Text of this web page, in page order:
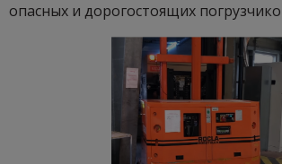
опасных и дорогостоящих